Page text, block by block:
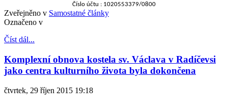
Číslo účtu : 1020553379/0800
Zveřejněno v Samostatné články
Označeno v
Číst dál...
Komplexní obnova kostela sv. Václava v Radíčevsi
jako centra kulturního života byla dokončena
čtvrtek, 29 říjen 2015 19:18